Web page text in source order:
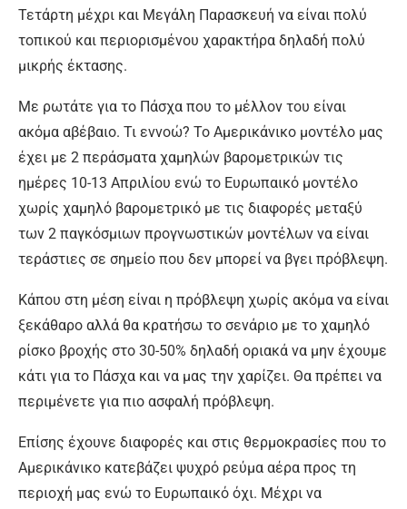
Τετάρτη μέχρι και Μεγάλη Παρασκευή να είναι πολύ
τοπικού και περιορισμένου χαρακτήρα δηλαδή πολύ
μικρής έκτασης.
Με ρωτάτε για το Πάσχα που το μέλλον του είναι
ακόμα αβέβαιο. Τι εννοώ? Το Αμερικάνικο μοντέλο μας
έχει με 2 περάσματα χαμηλών βαρομετρικών τις
ημέρες 10-13 Απριλίου ενώ το Ευρωπαικό μοντέλο
χωρίς χαμηλό βαρομετρικό με τις διαφορές μεταξύ
των 2 παγκόσμιων προγνωστικών μοντέλων να είναι
τεράστιες σε σημείο που δεν μπορεί να βγει πρόβλεψη.
Κάπου στη μέση είναι η πρόβλεψη χωρίς ακόμα να είναι
ξεκάθαρο αλλά θα κρατήσω το σενάριο με το χαμηλό
ρίσκο βροχής στο 30-50% δηλαδή οριακά να μην έχουμε
κάτι για το Πάσχα και να μας την χαρίζει. Θα πρέπει να
περιμένετε για πιο ασφαλή πρόβλεψη.
Επίσης έχουνε διαφορές και στις θερμοκρασίες που το
Αμερικάνικο κατεβάζει ψυχρό ρεύμα αέρα προς τη
περιοχή μας ενώ το Ευρωπαικό όχι. Μέχρι να